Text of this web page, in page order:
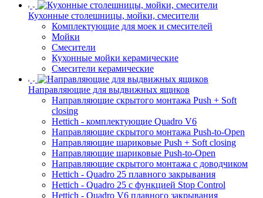
Кухонные столешницы, мойки, смесители
Комплектующие для моек и смесителей
Мойки
Смесители
Кухонные мойки керамические
Смесители керамические
Направляющие для выдвижных ящиков
Направляющие скрытого монтажа Push + Soft
closing
Hettich - комплектующие Quadro V6
Направляющие скрытого монтажа Push-to-Open
Направляющие шариковые Push + Soft closing
Направляющие шариковые Push-to-Open
Направляющие скрытого монтажа с доводчиком
Hettich - Quadro 25 плавного закрывания
Hettich - Quadro 25 с функцией Stop Control
Hettich - Quadro V6 плавного закрывания